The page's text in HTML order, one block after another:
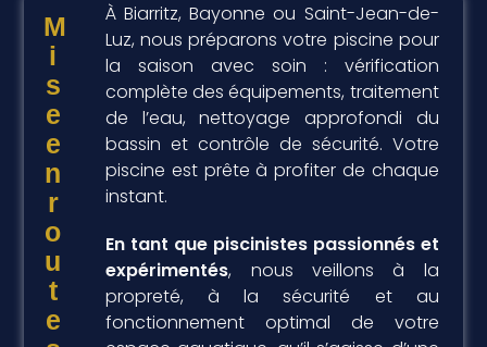
M
i
s
e
e
n
r
o
u
t
e
À Biarritz, Bayonne ou Saint-Jean-de-
Luz, nous préparons votre piscine pour
la saison avec soin : vérification
complète des équipements, traitement
de l’eau, nettoyage approfondi du
bassin et contrôle de sécurité. Votre
piscine est prête à profiter de chaque
instant.
En tant que piscinistes passionnés et
expérimentés, nous veillons à la
propreté, à la sécurité et au
fonctionnement optimal de votre